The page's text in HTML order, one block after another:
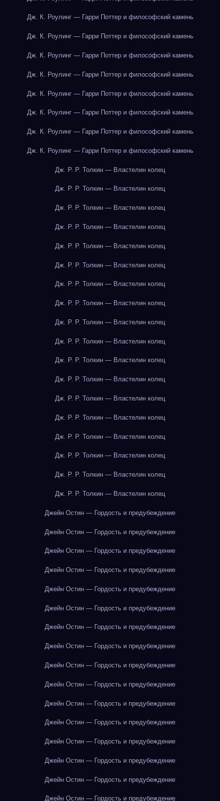
Дж. К. Роулинг — Гарри Поттер и философский камень
Дж. К. Роулинг — Гарри Поттер и философский камень
Дж. К. Роулинг — Гарри Поттер и философский камень
Дж. К. Роулинг — Гарри Поттер и философский камень
Дж. К. Роулинг — Гарри Поттер и философский камень
Дж. К. Роулинг — Гарри Поттер и философский камень
Дж. К. Роулинг — Гарри Поттер и философский камень
Дж. К. Роулинг — Гарри Поттер и философский камень
Дж. Р. Р. Толкин — Властелин колец
Дж. Р. Р. Толкин — Властелин колец
Дж. Р. Р. Толкин — Властелин колец
Дж. Р. Р. Толкин — Властелин колец
Дж. Р. Р. Толкин — Властелин колец
Дж. Р. Р. Толкин — Властелин колец
Дж. Р. Р. Толкин — Властелин колец
Дж. Р. Р. Толкин — Властелин колец
Дж. Р. Р. Толкин — Властелин колец
Дж. Р. Р. Толкин — Властелин колец
Дж. Р. Р. Толкин — Властелин колец
Дж. Р. Р. Толкин — Властелин колец
Дж. Р. Р. Толкин — Властелин колец
Дж. Р. Р. Толкин — Властелин колец
Дж. Р. Р. Толкин — Властелин колец
Дж. Р. Р. Толкин — Властелин колец
Дж. Р. Р. Толкин — Властелин колец
Дж. Р. Р. Толкин — Властелин колец
Джейн Остин — Гордость и предубеждение
Джейн Остин — Гордость и предубеждение
Джейн Остин — Гордость и предубеждение
Джейн Остин — Гордость и предубеждение
Джейн Остин — Гордость и предубеждение
Джейн Остин — Гордость и предубеждение
Джейн Остин — Гордость и предубеждение
Джейн Остин — Гордость и предубеждение
Джейн Остин — Гордость и предубеждение
Джейн Остин — Гордость и предубеждение
Джейн Остин — Гордость и предубеждение
Джейн Остин — Гордость и предубеждение
Джейн Остин — Гордость и предубеждение
Джейн Остин — Гордость и предубеждение
Джейн Остин — Гордость и предубеждение
Джейн Остин — Гордость и предубеждение